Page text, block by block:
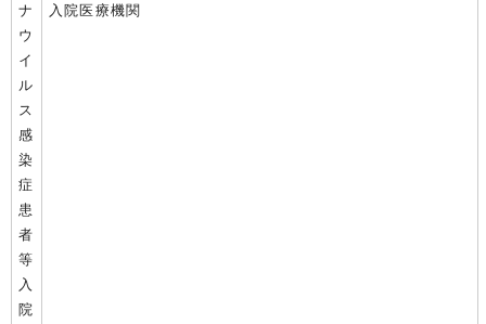
ナ
ウ
イ
ル
ス
感
染
症
患
者
等
入
院
入院医療機関